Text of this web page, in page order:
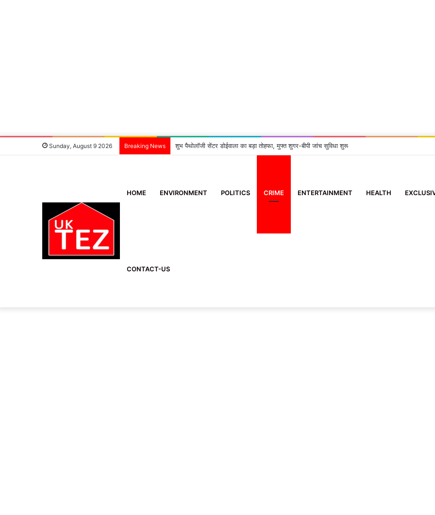
Sunday, August 9 2026 Breaking News डोईवाला: सावन सेलिब्रेशन में गूंजेंगे मीना राणा और हेमा नेगी करासी के सुर
HOME ENVIRONMENT POLITICS CRIME ENTERTAINMENT HEALTH
CONTACT-US